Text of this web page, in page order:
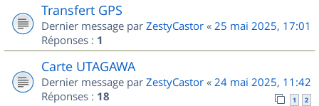
Transfert GPS
Dernier message par ZestyCastor « 25 mai 2025, 17:01
Réponses : 1
Carte UTAGAWA
Dernier message par ZestyCastor « 24 mai 2025, 11:42
Réponses : 18 1 2